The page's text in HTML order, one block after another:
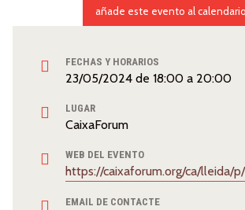
FECHAS Y HORARIOS
23/05/2024 de 18:00 a 20:00
LUGAR
CaixaForum
WEB DEL EVENTO
EMAIL DE CONTACTE
añade este evento al calendario